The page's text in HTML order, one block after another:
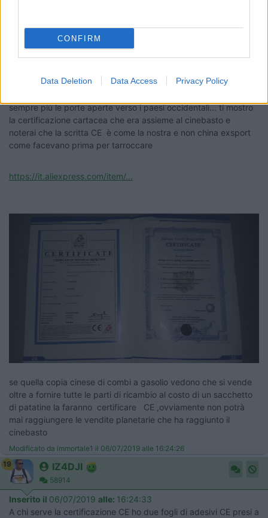
CONFIRM
Data Deletion Data Access Privacy Policy
prodotto che si vende su larga scala va da questi enti che lo
certificano effettuato prima dei dei test e se idoneo per quel
mercato lo certificano per la vendita in quel paese tipo per
in piedi un accordo mondiale chiamato la via della seta che
sempre più le porte aperte verso i paesi occidentali... ti mostro
la certificazione cartacea che era assieme al cinebasto e
noterai che la scritta CE è come la nostra e non china exsport
come facevano prima per tarroccare
https://it.aliexpress.com/item/...
se quella copia cinese di combi a gasolio vedono che si vende
oltre a fornire tutte le parti di ricambio al costo di un sacchetto
di patatine la faranno certificare CE ,ovviamente non potrà
mai raggiungere le vendite planetarie che ha raggiunto il
cinebasto
Modificato da immortale1 il 06/07/2019 alle 16:24:26
19
IZ4DJI
58914
Inserito il 06/07/2019 alle: 16:24:33
A chi serve la certificazione CE ho due fogli di adesivi CE presi a